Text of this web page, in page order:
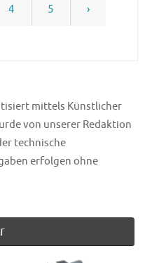
4 5 ›
mittels Künstlicher
von unserer Redaktion
technische
erfolgen ohne